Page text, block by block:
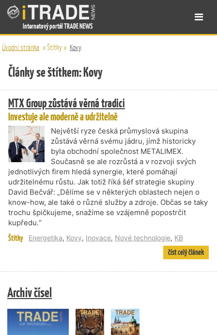
Internetový portál TRADE NEWS
Úvodní stránka »Štítky» Kovy
Články se štítkem: Kovy
MTX Group zůstává věrná tradici
Investuje ale moderně a udržitelně
Největší ryze česká průmyslová skupina
zůstává věrná svému jádru, jímž historicky
byla obchodní společnost METALIMEX.
Současně se ale rozrůstá a v rozvoji svých
jednotlivých firem hledá synergie, které pomáhají
udržitelnému růstu. Jak totiž říká šéf strategie skupiny
David Bečvář: „Dělíme se v některých oblastech nejen o
know-how, ale také o různé služby a zdroje. Občas se taky
trochu špičkujeme, snažíme se vzájemně popostrčit
kupředu.“
Štítky Energetika, Kovy, Inovace, Nové technologie, KB
číst celý článek
Archiv čísel